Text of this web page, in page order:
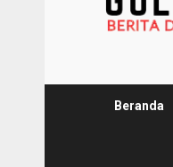
Beranda